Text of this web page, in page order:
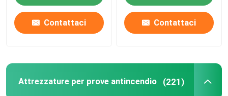
Contattaci Contattaci
Attrezzature per prove antincendio (221)